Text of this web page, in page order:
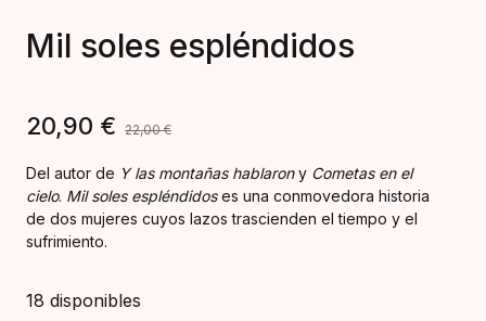
Mil soles espléndidos
20,90 € 22,00€
Del autor de Y las montañas hablarony Cometas en el
cielo. Mil soles espléndidoses una conmovedora historia
de dos mujeres cuyos lazos trascienden el tiempo y el
sufrimiento.
18 disponibles